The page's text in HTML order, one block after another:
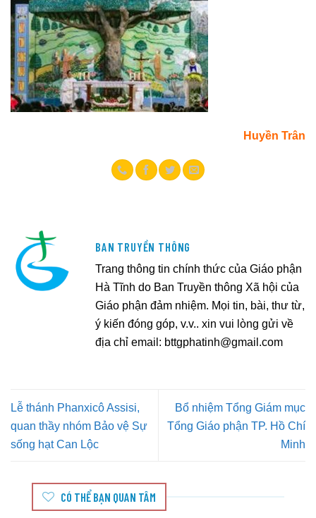
Huyền Trân
BAN TRUYỀN THÔNG
Trang thông tin chính thức của Giáo phận
Hà Tĩnh do Ban Truyền thông Xã hội của
Giáo phận đảm nhiệm. Mọi tin, bài, thư từ,
ý kiến đóng góp, v.v.. xin vui lòng gửi về
địa chỉ email: bttgphatinh@gmail.com
Lễ thánh Phanxicô Assisi,
quan thầy nhóm Bảo vệ Sự
sống hạt Can Lộc
Bổ nhiệm Tổng Giám mục
Tổng Giáo phận TP. Hồ Chí
Minh
CÓ THỂ BẠN QUAN TÂM